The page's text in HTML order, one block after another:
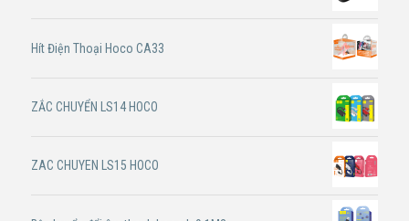
Hít Điện Thoại Hoco CA33
ZẮC CHUYỂN LS14 HOCO
ZAC CHUYEN LS15 HOCO